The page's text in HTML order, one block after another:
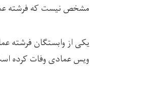
مشخص نیست که فرشته
یکی‌ از وابستگان فرشته
ویس عمادی وفات کرده